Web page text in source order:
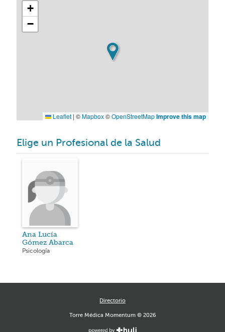
+
−
Leaflet | ©Mapbox©OpenStreetMapImprove this map
Elige un Profesional de la Salud
Ana Lucía
Gómez Abarca
Psicología
Directorio
Torre Médica Momentum © 2026